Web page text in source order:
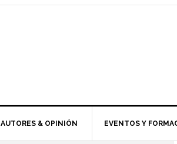
AUTORES & OPINIÓN EVENTOS Y